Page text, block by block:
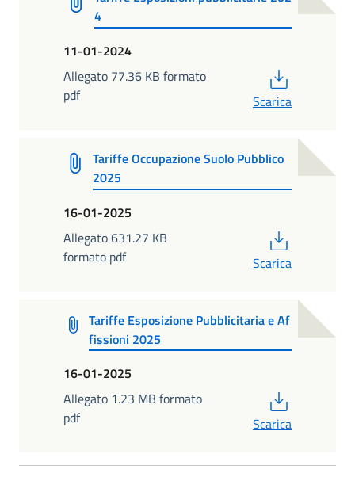
4
11-01-2024
Allegato 77.36 KB formato
pdf
Scarica
Tariffe Occupazione Suolo Pubblico
2025
16-01-2025
Allegato 631.27 KB
formato pdf
Scarica
Tariffe Esposizione Pubblicitaria e Af
fissioni 2025
16-01-2025
Allegato 1.23 MB formato
pdf
Scarica